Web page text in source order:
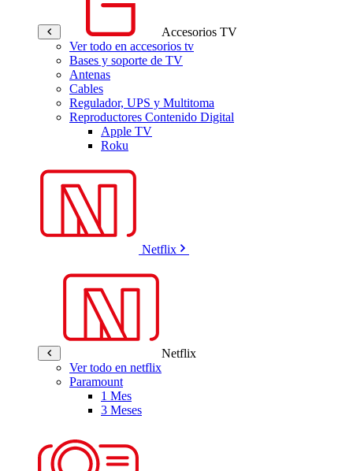
Accesorios TV
Ver todo en accesorios tv
Bases y soporte de TV
Antenas
Cables
Regulador, UPS y Multitoma
Reproductores Contenido Digital
Apple TV
Roku
Netflix
Netflix
Ver todo en netflix
Paramount
1 Mes
3 Meses